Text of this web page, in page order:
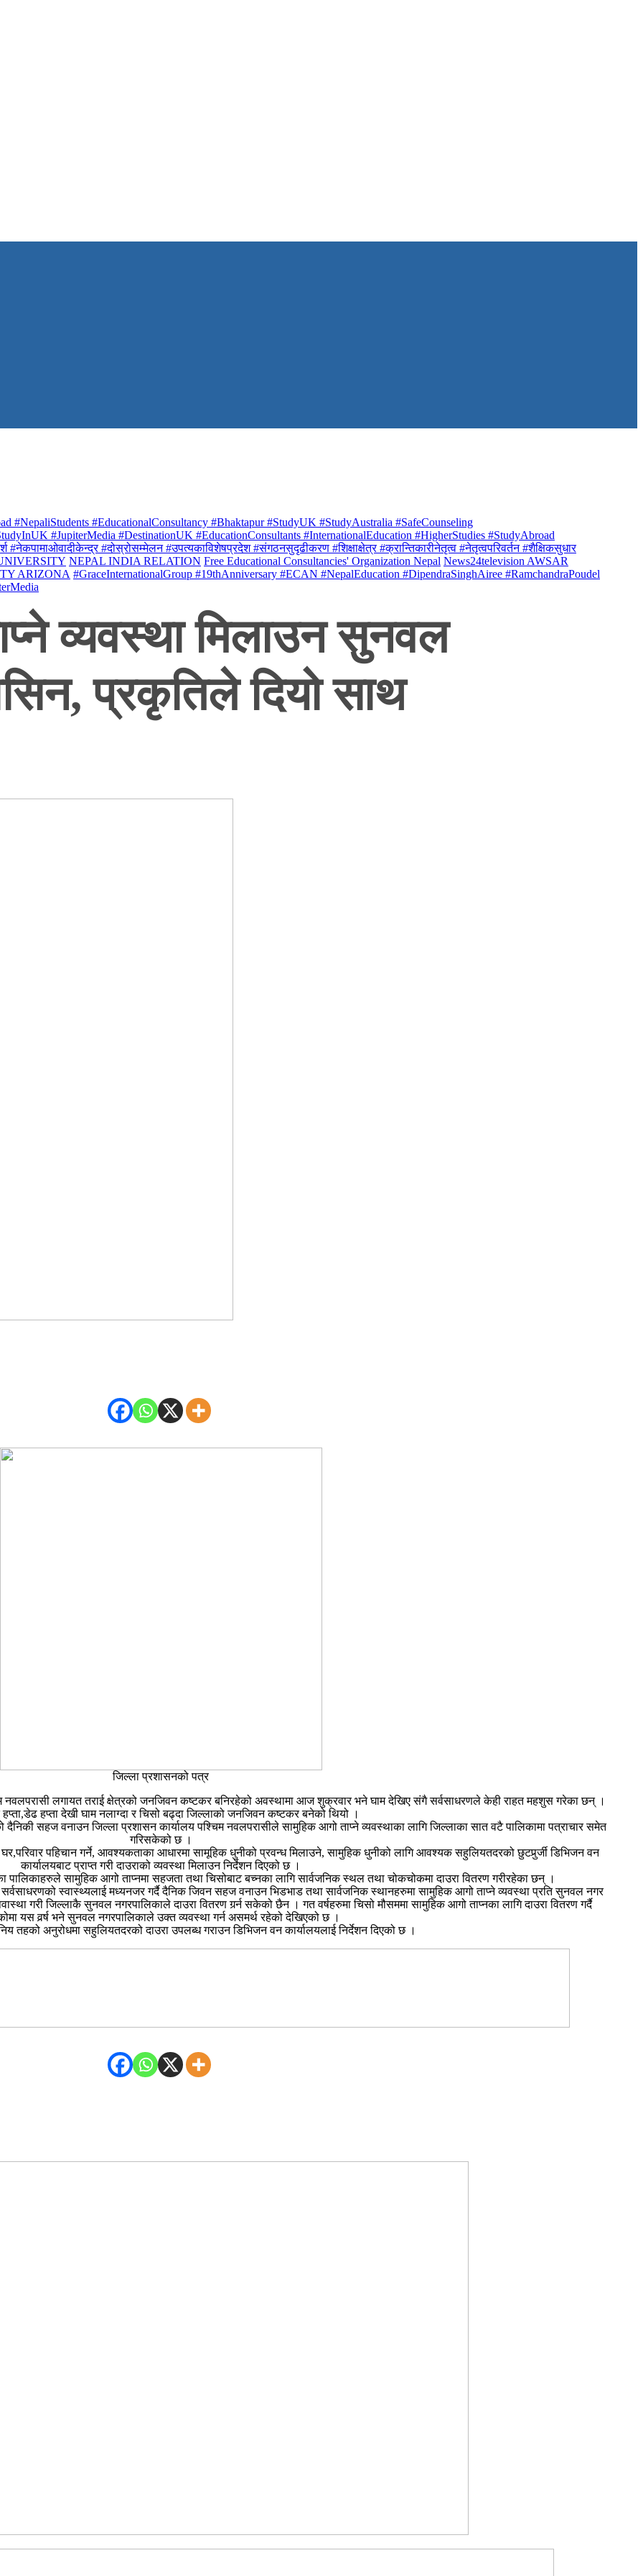
#NepaliStudents #EducationalConsultancy #Bhaktapur #StudyUK #StudyAustralia #SafeCounseling
#JupiterMedia #DestinationUK #EducationConsultants #InternationalEducation #HigherStudies #StudyAbroad
#नेकपामाओवादीकेन्द्र #दोस्रोसम्मेलन #उपत्यकाविशेषप्रदेश #संगठनसुदृढीकरण #शिक्षाक्षेत्र #क्रान्तिकारीनेतृत्व #नेतृत्वपरिवर्तन #शैक्षिकसुधार
NEPAL INDIA RELATION Free Educational Consultancies' Organization Nepal News24television AWSAR
ARIZONA #GraceInternationalGroup #19thAnniversary #ECAN #NepalEducation #DipendraSinghAiree #RamchandraPoudel
व्यवस्था मिलाउन सुनवल
प्रकृतिले दियो साथ
जिल्ला प्रशासनको पत्र
लगायत तराई क्षेत्रको जनजिवन कष्टकर बनिरहेको अवस्थामा आज शुक्रवार भने घाम देखिए संगै सर्वसाधरणले केही राहत महशुस गरेका छन् ।
हप्ता देखी घाम नलाग्दा र चिसो बढ्दा जिल्लाको जनजिवन कष्टकर बनेको थियो ।
सहज वनाउन जिल्ला प्रशासन कार्यालय पश्चिम नवलपरासीले सामुहिक आगो ताप्ने व्यवस्थाका लागि जिल्लाका सात वटै पालिकामा पत्राचार समेत
गरिसकेको छ ।
पहिचान गर्ने, आवश्यकताका आधारमा सामूहिक धुनीको प्रवन्ध मिलाउने, सामुहिक धुनीको लागि आवश्यक सहुलियतदरको छुटपुर्र्जी डिभिजन वन
कार्यालयबाट प्राप्त गरी दाउराको व्यवस्था मिलाउन निर्देशन दिएको छ ।
पालिकाहरुले सामुहिक आगो ताप्नमा सहजता तथा चिसोबाट बच्नका लागि सार्वजनिक स्थल तथा चोकचोकमा दाउरा वितरण गरीरहेका छन् ।
सर्वसाधरणको स्वास्थ्यलाई मध्यनजर गर्दै दैनिक जिवन सहज वनाउन भिडभाड तथा सार्वजनिक स्थानहरुमा सामुहिक आगो ताप्ने व्यवस्था प्रति सुनवल नगर
गरी जिल्लाकै सुनवल नगरपालिकाले दाउरा वितरण गर्र्न सकेको छैन । गत वर्षहरुमा चिसो मौसममा सामुहिक आगो ताप्नका लागि दाउरा वितरण गर्दै
यस वर्र्ष भने सुनवल नगरपालिकाले उक्त व्यवस्था गर्न असमर्थ रहेको देखिएको छ ।
तहको अनुरोधमा सहुलियतदरको दाउरा उपलब्ध गराउन डिभिजन वन कार्यालयलाई निर्देशन दिएको छ ।